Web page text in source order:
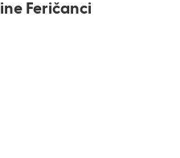
Feričanci